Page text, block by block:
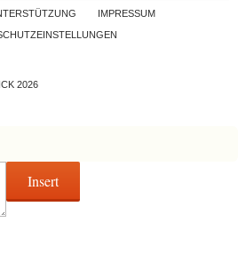
Skip to contentIMPRESSUM
2026
Insert